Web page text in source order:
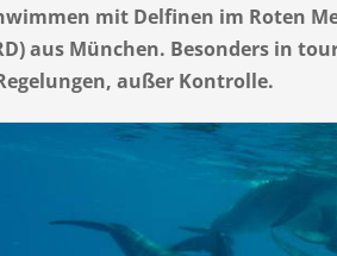
mit Delfinen im Roten
aus München. Besonders in
außer Kontrolle.